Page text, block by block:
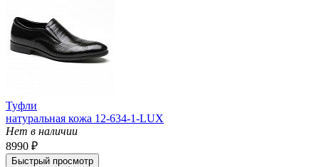
Туфли
натуральная кожа 12-634-1-LUX
Нет в наличии
8990 ₽
Быстрый просмотр